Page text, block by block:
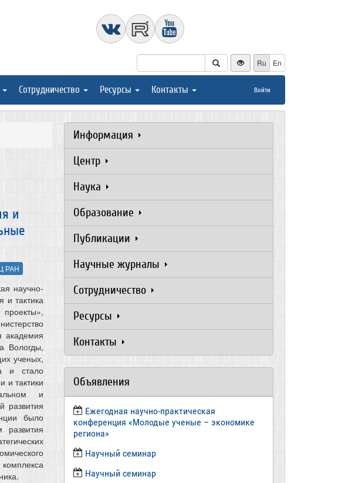
Ru En
Сотрудничество Ресурсы Контакты Войти
и
РАН
научно-
и тактика
академия
Вологды,
ученых,
и стало
и тактики
и
развития
было
развития
Информация
Центр
Наука
Образование
Публикации
Научные журналы
Сотрудничество
Ресурсы
Контакты
Объявления
Ежегодная научно-практическая
конференция «Молодые ученые – экономике
региона»
​Научный семинар
​Научный семинар